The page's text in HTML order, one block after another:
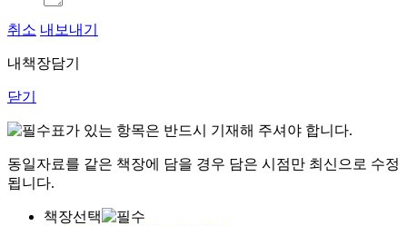
취소 내보내기
내책장담기
닫기
표가 있는 항목은 반드시 기재해 주셔야 합니다.
동일자료를 같은 책장에 담을 경우 담은 시점만 최신으로 수정
됩니다.
책장선택